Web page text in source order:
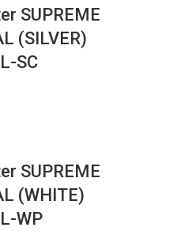
SUPREME
(SILVER)
SC
SUPREME
(WHITE)
WP